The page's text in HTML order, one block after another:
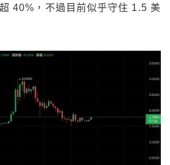
40%，不過目前似乎守住 1.5 美